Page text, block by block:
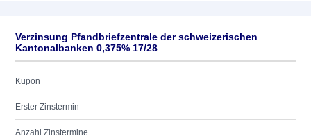
Verzinsung Pfandbriefzentrale der schweizerischen
Kantonalbanken 0,375% 17/28
Kupon
Erster Zinstermin
Anzahl Zinstermine